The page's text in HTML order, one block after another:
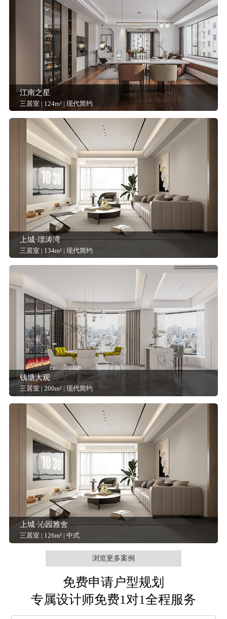
江南之星
三居室 | 124m² | 现代简约
上城·璟涛湾
三居室 | 134m² | 现代简约
钱塘大观
三居室 | 200m² | 现代简约
上城·沁园雅舍
三居室 | 126m² | 中式
浏览更多案例
免费申请户型规划
专属设计师免费1对1全程服务